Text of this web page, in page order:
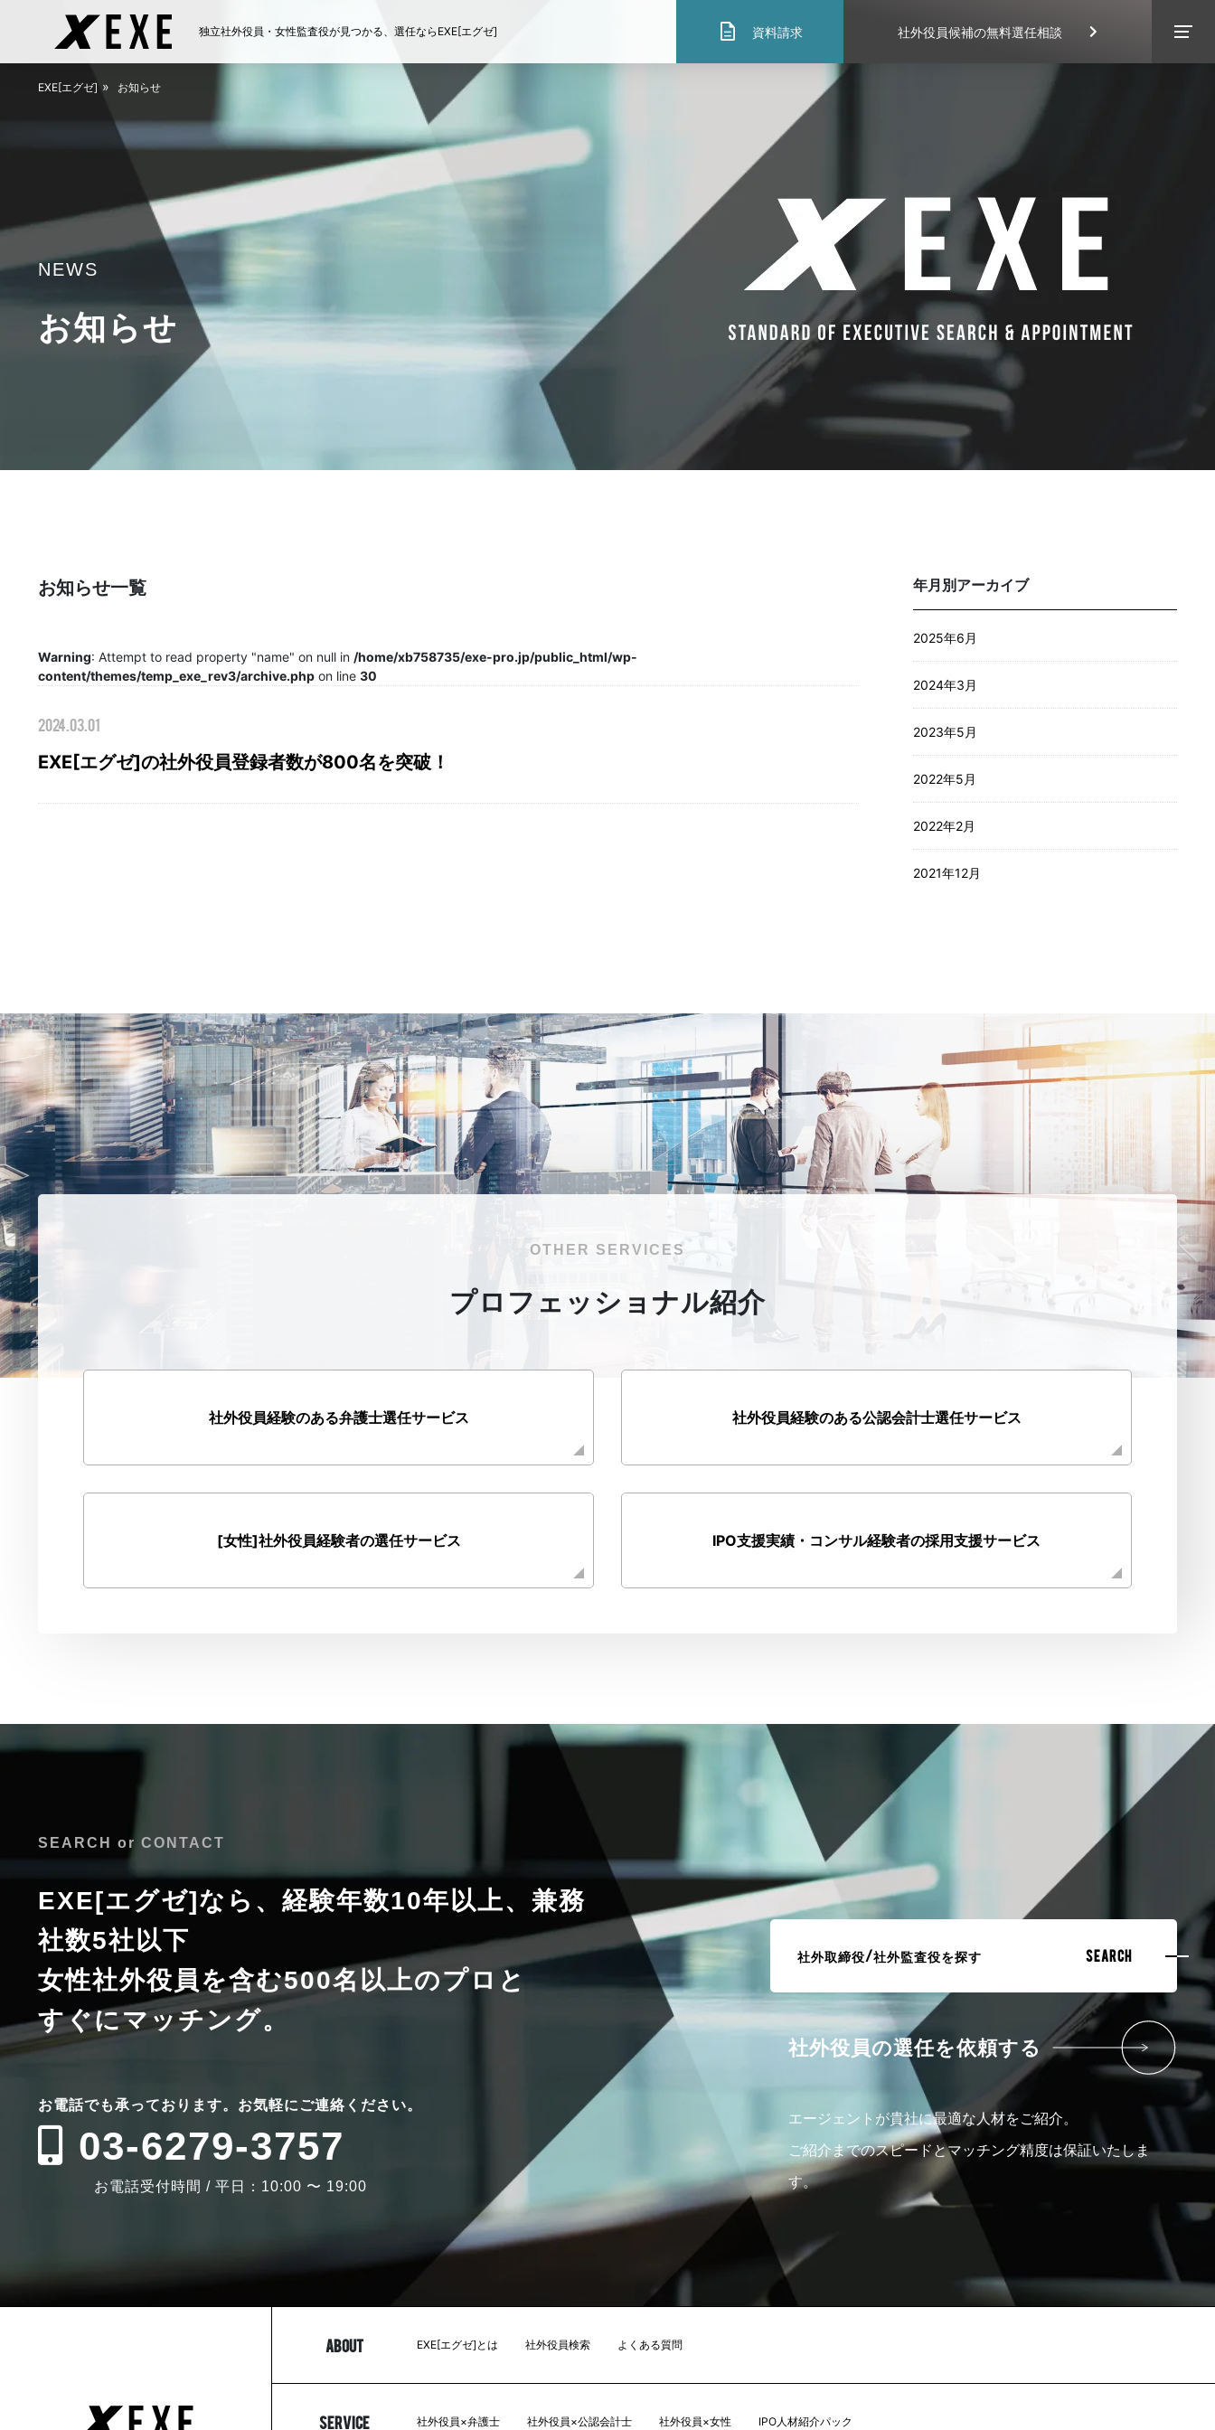
独立社外役員・女性監査役が見つかる、選任ならEXE[エグゼ] description 資料請求 社外役員候補の無料選任相談
ABOUT
FAQ よくある質問
KNOWLEGE
SOLUTION
社外役員×弁護士
社外役員×公認会計士
社外役員×女性
EXECUTIVE SEARCH
CONTACT
サービス資料ダウンロード
社外役員への登録を希望される方へ
03-6279-3757
EXE[エグゼ] お知らせ
NEWS
お知らせ
お知らせ一覧
Warning: Attempt to read property "name" on null in /home/xb758735/exe-pro.jp/public_html/wp-
content/themes/temp_exe_rev3/archive.php on line 30
2024.03.01
EXE[エグゼ]の社外役員登録者数が800名を突破！
年月別アーカイブ
2025年6月
2024年3月
2023年5月
2022年5月
2022年2月
2021年12月
OTHER SERVICES
プロフェッショナル紹介
社外役員経験のある弁護士選任サービス 社外役員経験のある公認会計士選任サービス
[女性]社外役員経験者の選任サービス IPO支援実績・コンサル経験者の採用支援サービス
SEARCH or CONTACT
EXE[エグゼ]なら、経験年数10年以上、兼務
社数5社以下
女性社外役員を含む500名以上のプロと
すぐにマッチング。
お電話でも承っております。 お気軽にご連絡ください。
03-6279-3757
お電話受付時間 / 平日：10:00 〜 19:00
社外取締役/社外監査役を探す SEARCH
社外役員の選任を依頼する
エージェントが貴社に最適な人材をご紹介。
ご紹介までのスピードとマッチング精度は保証いたしま
す。
ABOUT EXE[エグゼ]とは 社外役員検索 よくある質問
SERVICE 社外役員×弁護士 社外役員×公認会計士 社外役員×女性 IPO人材紹介パック